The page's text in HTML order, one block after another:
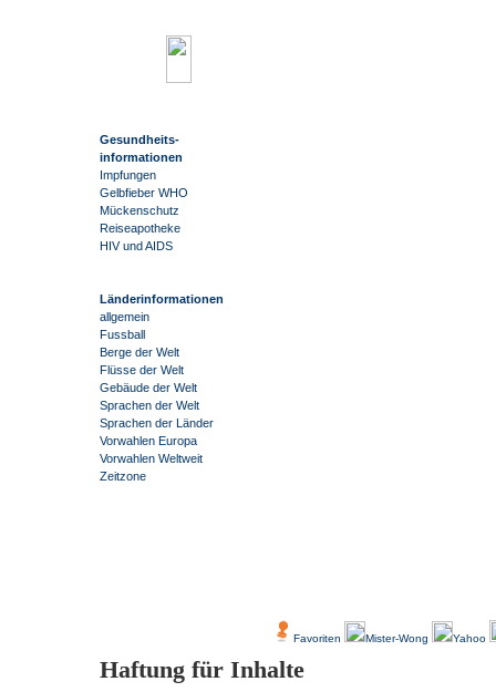
Gesundheits-
informationen
Impfungen
Gelbfieber WHO
Mückenschutz
Reiseapotheke
HIV und AIDS
Länderinformationen
allgemein
Fussball
Berge der Welt
Flüsse der Welt
Gebäude der Welt
Sprachen der Welt
Sprachen der Länder
Vorwahlen Europa
Vorwahlen Weltweit
Zeitzone
Favoriten Mister-Wong Yahoo
Haftung für Inhalte